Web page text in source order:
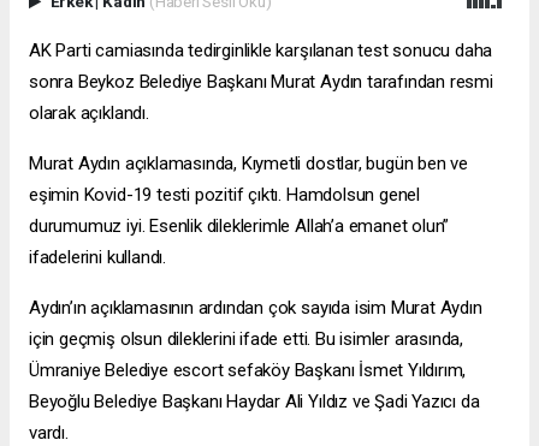
AK Parti camiasında tedirginlikle karşılanan test sonucu daha
sonra Beykoz Belediye Başkanı Murat Aydın tarafından resmi
olarak açıklandı.
Murat Aydın açıklamasında, Kıymetli dostlar, bugün ben ve
eşimin Kovid-19 testi pozitif çıktı. Hamdolsun genel
durumumuz iyi. Esenlik dileklerimle Allah’a emanet olun”
ifadelerini kullandı.
Aydın’ın açıklamasının ardından çok sayıda isim Murat Aydın
için geçmiş olsun dileklerini ifade etti. Bu isimler arasında,
Ümraniye Belediye escort sefaköyBaşkanı İsmet Yıldırım,
Beyoğlu Belediye Başkanı Haydar Ali Yıldız ve Şadi Yazıcı da
vardı.